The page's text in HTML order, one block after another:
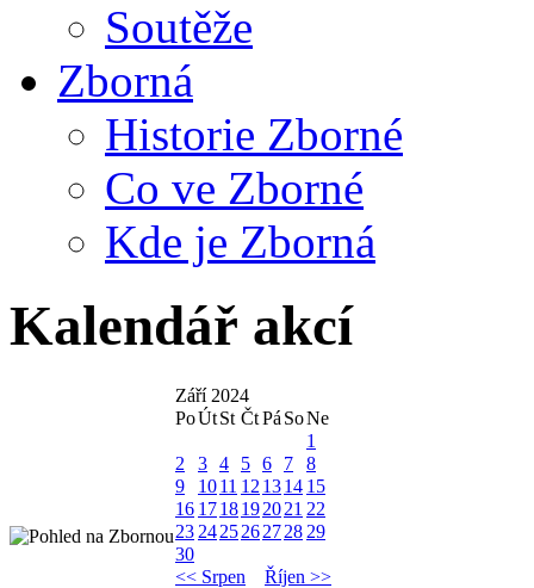
Soutěže
Zborná
Historie Zborné
Co ve Zborné
Kde je Zborná
Kalendář akcí
Září 2024
PoÚtSt ČtPá SoNe
1
2
3 4 5 6 7
8
9
1011 12 1314 15
16 1718192021 22
23 2425262728 29
30
<< Srpen
Říjen >>